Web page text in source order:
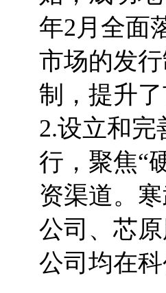
年2月全面
市场的发
制，提升
2.设立和
行，聚焦“
资渠道。
公司、芯
公司均在